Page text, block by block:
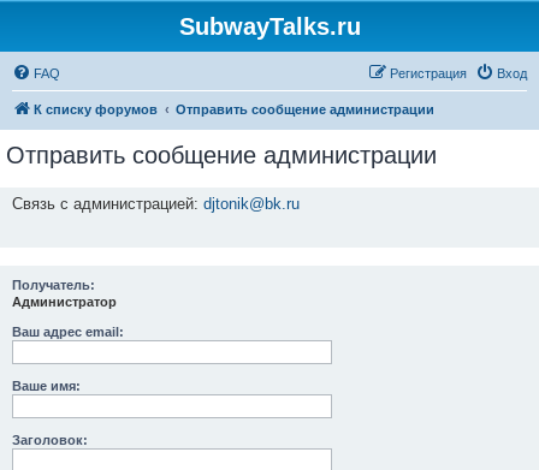
SubwayTalks.ru
FAQ Вход
Регистрация
К списку форумов Отправить сообщение администрации
Отправить сообщение администрации
Связь с администрацией: djtonik@bk.ru
Получатель:
Администратор
Ваш адрес email:
Ваше имя:
Заголовок: